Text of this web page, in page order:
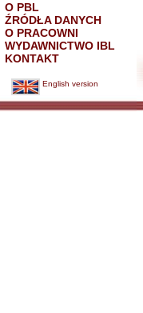
O PBL
ŹRÓDŁA DANYCH
O PRACOWNI
WYDAWNICTWO IBL
KONTAKT
English version